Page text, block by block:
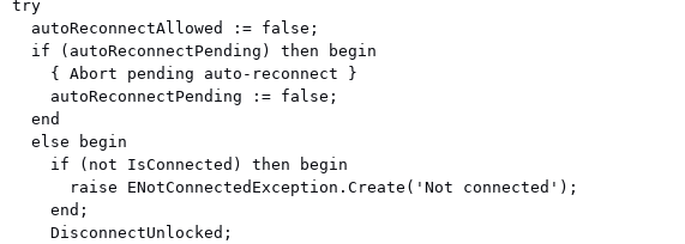
try
autoReconnectAllowed := false;
if (autoReconnectPending) then begin
{ Abort pending auto-reconnect }
autoReconnectPending := false;
end
else begin
if (not IsConnected) then begin
raise ENotConnectedException.Create('Not connected');
end;
DisconnectUnlocked;